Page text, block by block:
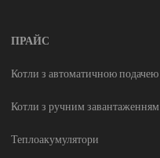
ПРАЙС
Котли з автоматичною подачею
Котли з ручним завантаженням
Теплоакумулятори